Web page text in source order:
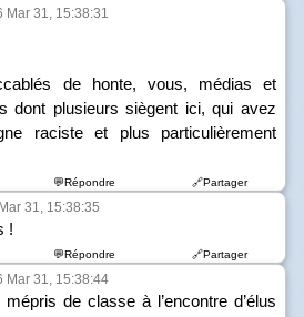
Mar 31, 15:38:31
de honte, vous, médias et
dont plusieurs siègent ici, qui avez
raciste et plus particulièrement
💬Répondre 🔗Partager
31, 15:38:35
!
💬Répondre 🔗Partager
Mar 31, 15:38:44
de classe à l’encontre d’élus